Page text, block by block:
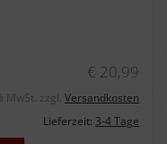
€ 20,99
MwSt. zzgl. Versandkosten
Lieferzeit: 3-4 Tage